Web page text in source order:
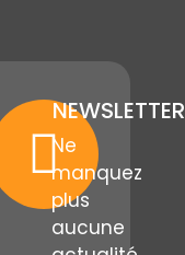
NEWSLETTER
Ne
manquez
plus
aucune